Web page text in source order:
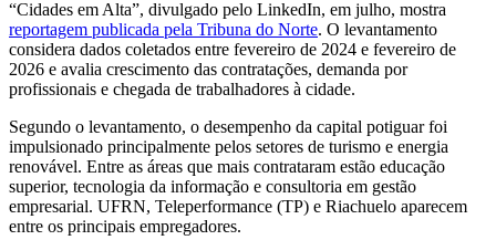
“Cidades em Alta”, divulgado pelo LinkedIn, em julho, mostra
reportagem publicada pela Tribuna do Norte. O levantamento
considera dados coletados entre fevereiro de 2024 e fevereiro de
2026 e avalia crescimento das contratações, demanda por
profissionais e chegada de trabalhadores à cidade.
Segundo o levantamento, o desempenho da capital potiguar foi
impulsionado principalmente pelos setores de turismo e energia
renovável. Entre as áreas que mais contrataram estão educação
superior, tecnologia da informação e consultoria em gestão
empresarial. UFRN, Teleperformance (TP) e Riachuelo aparecem
entre os principais empregadores.